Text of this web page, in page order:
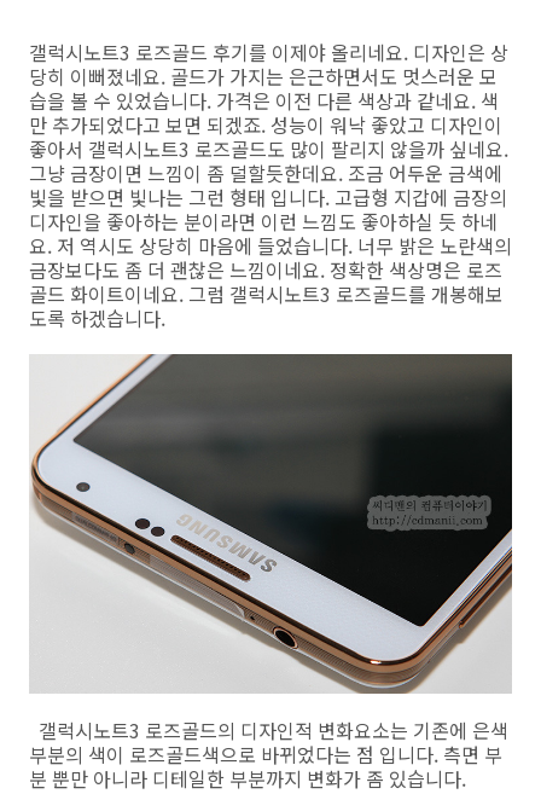
갤럭시노트3 로즈골드 후기를 이제야 올리네요. 디자인은 상
당히 이뻐졌네요. 골드가 가지는 은근하면서도 멋스러운 모
습을 볼 수 있었습니다. 가격은 이전 다른 색상과 같네요. 색
만 추가되었다고 보면 되겠죠. 성능이 워낙 좋았고 디자인이
좋아서 갤럭시노트3 로즈골드도 많이 팔리지 않을까 싶네요.
그냥 금장이면 느낌이 좀 덜할듯한데요. 조금 어두운 금색에
빛을 받으면 빛나는 그런 형태 입니다. 고급형 지갑에 금장의
디자인을 좋아하는 분이라면 이런 느낌도 좋아하실 듯 하네
요. 저 역시도 상당히 마음에 들었습니다. 너무 밝은 노란색의
금장보다도 좀 더 괜찮은 느낌이네요. 정확한 색상명은 로즈
골드 화이트이네요. 그럼 갤럭시노트3 로즈골드를 개봉해보
도록 하겠습니다.
갤럭시노트3 로즈골드의 디자인적 변화요소는 기존에 은색
부분의 색이 로즈골드색으로 바뀌었다는 점 입니다. 측면 부
분 뿐만 아니라 디테일한 부분까지 변화가 좀 있습니다.